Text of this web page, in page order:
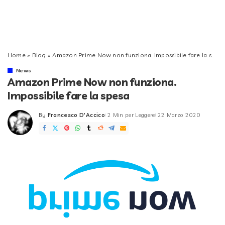
Home» Blog »Amazon Prime Now non funziona. Impossibile fare la spesa
News
Amazon Prime Now non funziona.
Impossibile fare la spesa
Posted
by
By Francesco D'Accico 2 Min per Leggere 22 Marzo 2020